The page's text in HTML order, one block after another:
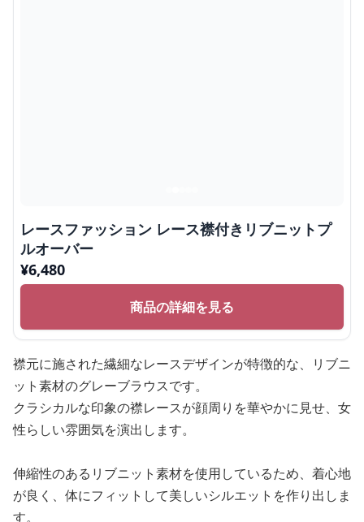
レースファッション レース襟付きリブニットプ
ルオーバー
¥6,480
商品の詳細を見る
襟元に施された繊細なレースデザインが特徴的な、リブニ
ット素材のグレーブラウスです。
クラシカルな印象の襟レースが顔周りを華やかに見せ、女
性らしい雰囲気を演出します。
伸縮性のあるリブニット素材を使用しているため、着心地
が良く、体にフィットして美しいシルエットを作り出しま
す。